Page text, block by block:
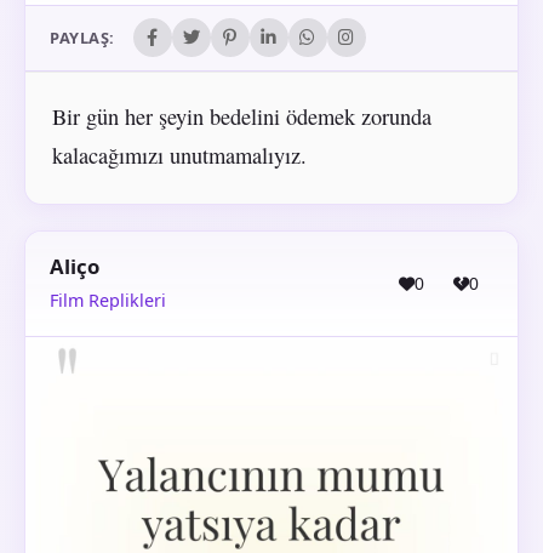
PAYLAŞ:
Bir gün her şeyin bedelini ödemek zorunda
kalacağımızı unutmamalıyız.
Aliço
Film Replikleri
0 0